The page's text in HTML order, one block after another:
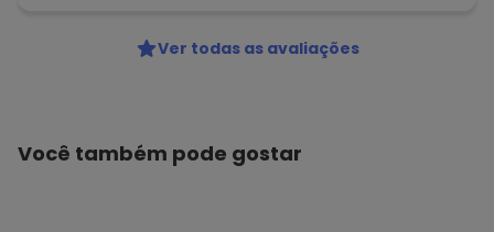
Ver todas as avaliações
Você também pode gostar